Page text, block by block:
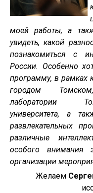
моей работы, а
увидеть, какой
познакомиться с
России. Особенно
программу, в рамках
городом
лаборатории
университета, а
развлекательных
различные
особого внимания
организации
Желаем